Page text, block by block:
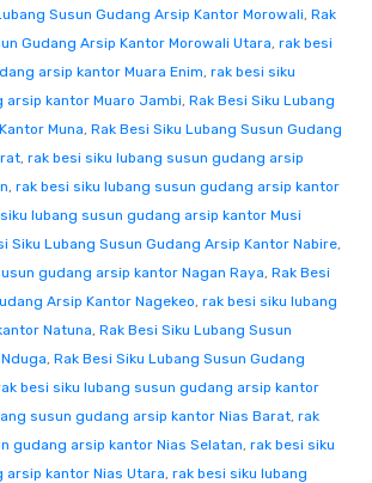
Susun Gudang Arsip Kantor Morowali, Rak
Gudang Arsip Kantor Morowali Utara, rak besi
arsip kantor Muara Enim, rak besi siku
arsip kantor Muaro Jambi, Rak Besi Siku Lubang
Muna, Rak Besi Siku Lubang Susun Gudang
, rak besi siku lubang susun gudang arsip
, rak besi siku lubang susun gudang arsip kantor
lubang susun gudang arsip kantor Musi
Siku Lubang Susun Gudang Arsip Kantor Nabire,
gudang arsip kantor Nagan Raya, Rak Besi
Arsip Kantor Nagekeo, rak besi siku lubang
Natuna, Rak Besi Siku Lubang Susun
, Rak Besi Siku Lubang Susun Gudang
besi siku lubang susun gudang arsip kantor
susun gudang arsip kantor Nias Barat, rak
gudang arsip kantor Nias Selatan, rak besi siku
arsip kantor Nias Utara, rak besi siku lubang